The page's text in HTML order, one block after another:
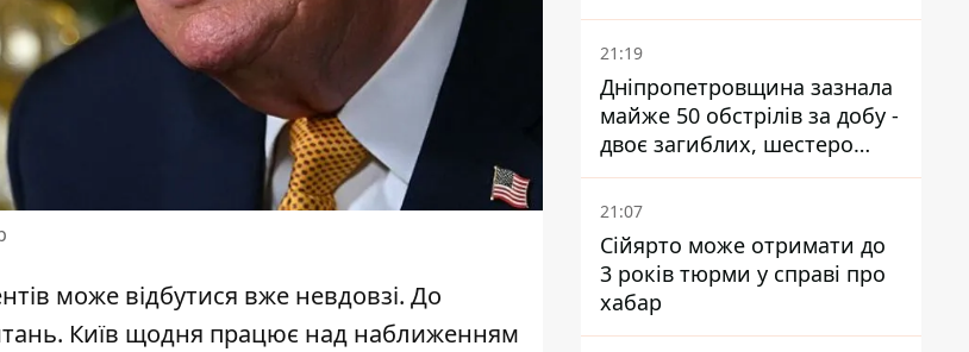
може відбутися вже невдовзі. До
Київ щодня працює над наближенням
21:19
Дніпропетровщина зазнала
майже 50 обстрілів за добу -
двоє загиблих, шестеро
постраждалих
21:07
Сійярто може отримати до
3 років тюрми у справі про
хабар